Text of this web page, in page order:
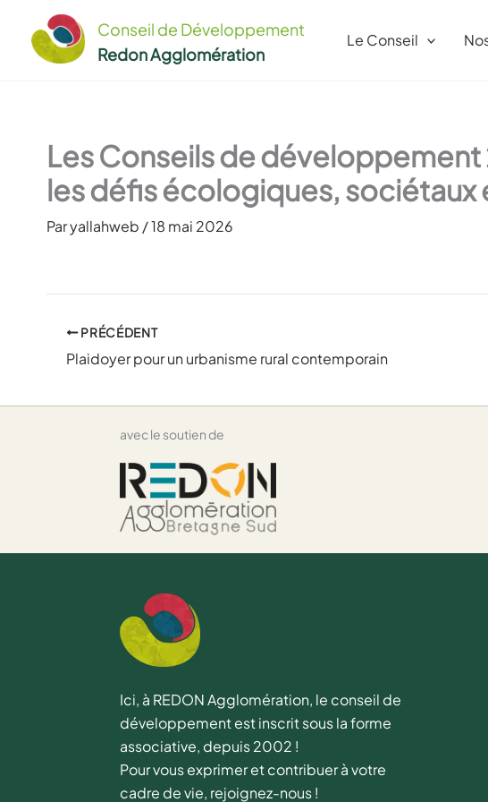
contenu
Conseil de Développement
Redon Agglomération
Le Conseil
Les Conseils de
les défis écologiques,
Paryallahweb /18 mai 2026
PRÉCÉDENT
Plaidoyer pour un urbanisme rural contemporain
avec le soutien de
Ici, à REDON Agglomération, le conseil de
développement est inscrit sous la forme
associative, depuis 2002 !
Pour vous exprimer et contribuer à votre
cadre de vie, rejoignez-nous !